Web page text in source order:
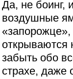
Да, не боинг,
воздушные
«запорожце»,
забыть обо
страхе, даже